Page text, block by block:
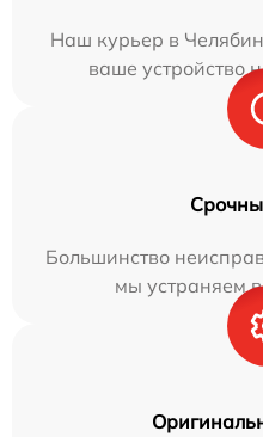
Наш курьер в
ваше устройство
Большинство
мы устраняем